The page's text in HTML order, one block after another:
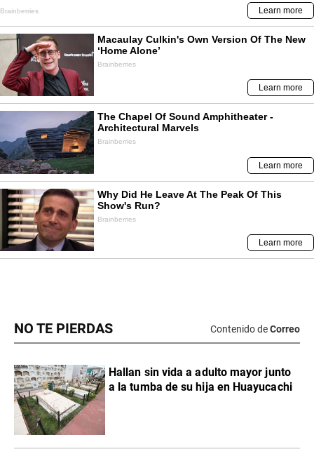
NO TE PIERDAS Contenido deCorreo
Hallan sin vida a adulto mayor junto
a la tumba de su hija en Huayucachi